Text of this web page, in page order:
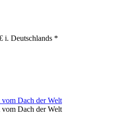
i. Deutschlands *